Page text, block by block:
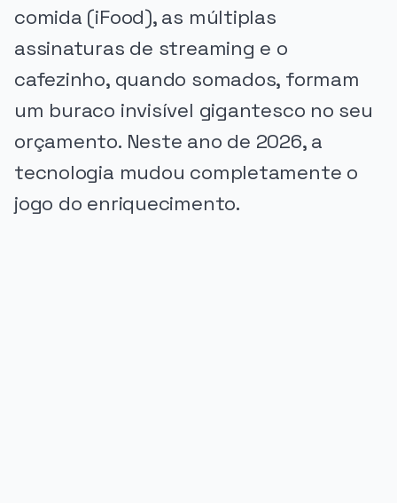
comida (iFood), as múltiplas
assinaturas de streaming e o
cafezinho, quando somados, formam
um buraco invisível gigantesco no seu
orçamento. Neste ano de 2026, a
tecnologia mudou completamente o
jogo do enriquecimento.